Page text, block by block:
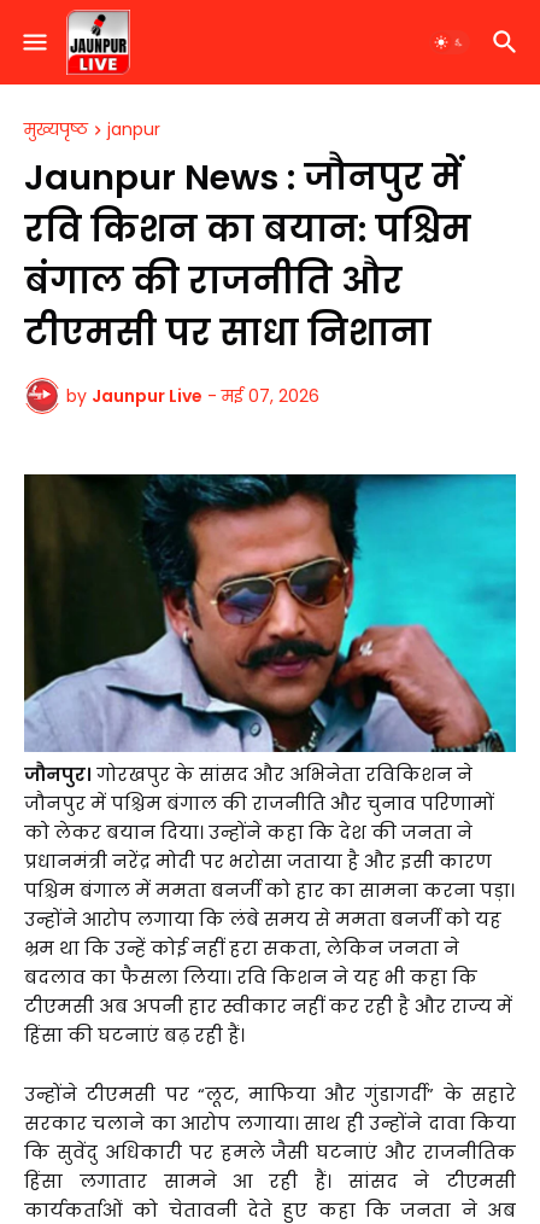
मुख्यपृष्ठ janpur
Jaunpur News : जौनपुर में
रवि किशन का बयान: पश्चिम
बंगाल की राजनीति और
टीएमसी पर साधा निशाना
by Jaunpur Live - मई 07, 2026
जौनपुर। गोरखपुर के सांसद और अभिनेता रविकिशन ने
जौनपुर में पश्चिम बंगाल की राजनीति और चुनाव परिणामों
को लेकर बयान दिया। उन्होंने कहा कि देश की जनता ने
प्रधानमंत्री नरेंद्र मोदी पर भरोसा जताया है और इसी कारण
पश्चिम बंगाल में ममता बनर्जी को हार का सामना करना पड़ा।
उन्होंने आरोप लगाया कि लंबे समय से ममता बनर्जी को यह
भ्रम था कि उन्हें कोई नहीं हरा सकता, लेकिन जनता ने
बदलाव का फैसला लिया। रवि किशन ने यह भी कहा कि
टीएमसी अब अपनी हार स्वीकार नहीं कर रही है और राज्य में
हिंसा की घटनाएं बढ़ रही हैं।
उन्होंने टीएमसी पर “लूट, माफिया और गुंडागर्दी” के सहारे
सरकार चलाने का आरोप लगाया। साथ ही उन्होंने दावा किया
कि सुवेंदु अधिकारी पर हमले जैसी घटनाएं और राजनीतिक
हिंसा लगातार सामने आ रही हैं। सांसद ने टीएमसी
कार्यकर्ताओं को चेतावनी देते हुए कहा कि जनता ने अब